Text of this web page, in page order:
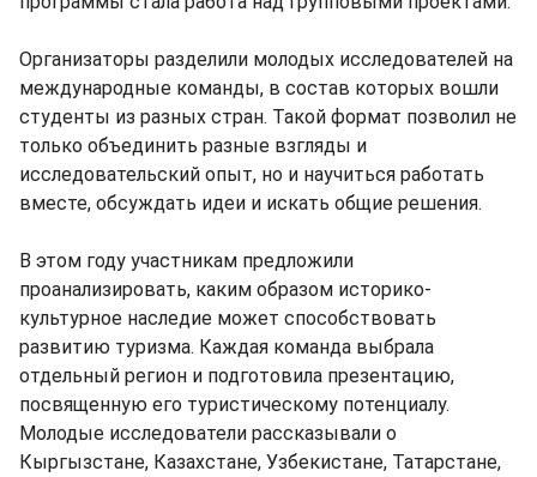
Организаторы разделили молодых исследователей на
международные команды, в состав которых вошли
студенты из разных стран. Такой формат позволил не
только объединить разные взгляды и
исследовательский опыт, но и научиться работать
вместе, обсуждать идеи и искать общие решения.
В этом году участникам предложили
проанализировать, каким образом историко-
культурное наследие может способствовать
развитию туризма. Каждая команда выбрала
отдельный регион и подготовила презентацию,
посвященную его туристическому потенциалу.
Молодые исследователи рассказывали о
Кыргызстане, Казахстане, Узбекистане, Татарстане,